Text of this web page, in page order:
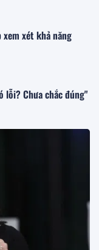
xem xét khả năng
lỗi? Chưa chắc đúng"